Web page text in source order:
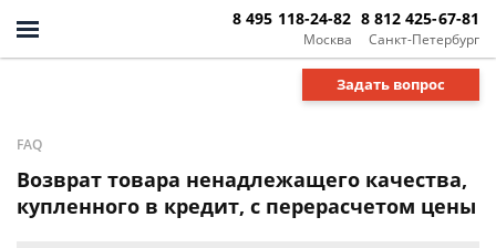
Москва
8 495 118-24-82
Санкт-Петербург
8 812 425-67-81
Задать вопрос
FAQ
Возврат товара ненадлежащего качества,
купленного в кредит, с перерасчетом цены